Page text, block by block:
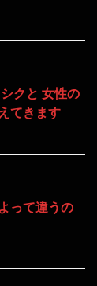
クと 女性の
てきます
って違うの